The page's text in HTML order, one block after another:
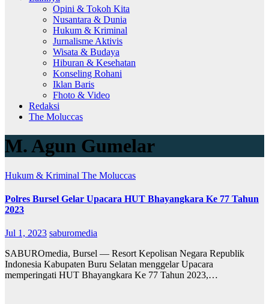
Opini & Tokoh Kita
Nusantara & Dunia
Hukum & Kriminal
Jurnalisme Aktivis
Wisata & Budaya
Hiburan & Kesehatan
Konseling Rohani
Iklan Baris
Fhoto & Video
Redaksi
The Moluccas
M. Agun Gumelar
Hukum & Kriminal The Moluccas
Polres Bursel Gelar Upacara HUT Bhayangkara Ke 77 Tahun
2023
Jul 1, 2023 saburomedia
SABUROmedia, Bursel — Resort Kepolisan Negara Republik
Indonesia Kabupaten Buru Selatan menggelar Upacara
memperingati HUT Bhayangkara Ke 77 Tahun 2023,…